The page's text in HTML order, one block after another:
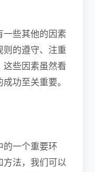
一些其他的因素
则的遵守、注重
这些因素虽然看
成功至关重要。
的一个重要环
法，我们可以